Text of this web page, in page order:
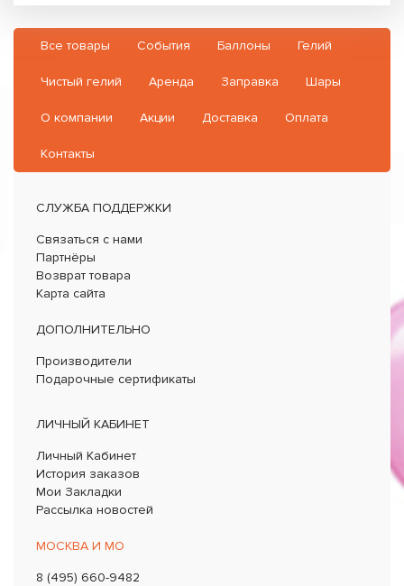
Все товары События Баллоны Гелий
Чистый гелий Аренда Заправка Шары
О компании Акции Доставка Оплата
Контакты
СЛУЖБА ПОДДЕРЖКИ
Связаться с нами
Партнёры
Возврат товара
Карта сайта
ДОПОЛНИТЕЛЬНО
Производители
Подарочные сертификаты
ЛИЧНЫЙ КАБИНЕТ
Личный Кабинет
История заказов
Мои Закладки
Рассылка новостей
МОСКВА И МО
8 (495) 660-9482